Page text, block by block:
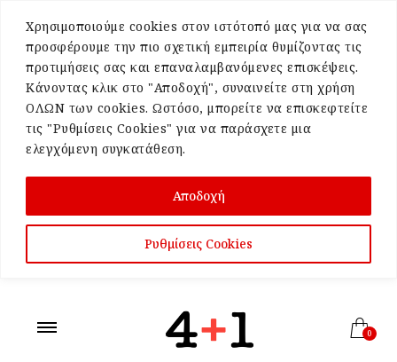
Χρησιμοποιούμε cookies στον ιστότοπό μας για να σας
προσφέρουμε την πιο σχετική εμπειρία θυμίζοντας τις
προτιμήσεις σας και επαναλαμβανόμενες επισκέψεις.
Κάνοντας κλικ στο "Αποδοχή", συναινείτε στη χρήση
ΟΛΩΝ των cookies. Ωστόσο, μπορείτε να επισκεφτείτε
τις "Ρυθμίσεις Cookies" για να παράσχετε μια
ελεγχόμενη συγκατάθεση.
Ρυθμίσεις Cookies
Αποδοχή
0